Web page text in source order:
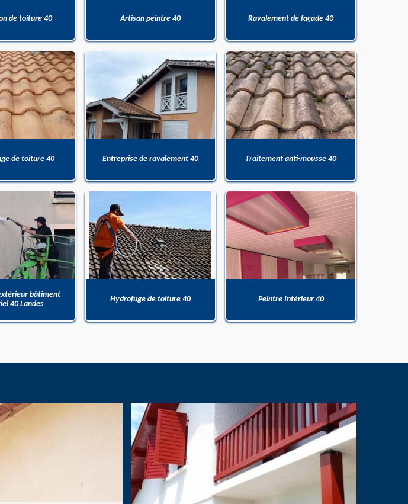
de toiture 40 Artisan peintre 40 Ravalement de façade 40
de toiture 40 Entreprise de ravalement 40 Traitement anti-mousse 40
bâtiment
40 Landes
Hydrofuge de toiture 40 Peintre Intérieur 40